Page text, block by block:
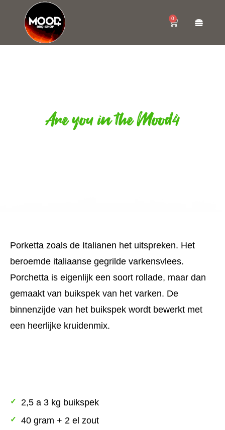
0
Are you in the Mood4
ITALIAN PORCHETTA
Porketta zoals de Italianen het uitspreken. Het
beroemde italiaanse gegrilde varkensvlees.
Porchetta is eigenlijk een soort rollade, maar dan
gemaakt van buikspek van het varken. De
binnenzijde van het buikspek wordt bewerkt met
een heerlijke kruidenmix.
2,5 a 3 kg buikspek
40 gram + 2 el zout